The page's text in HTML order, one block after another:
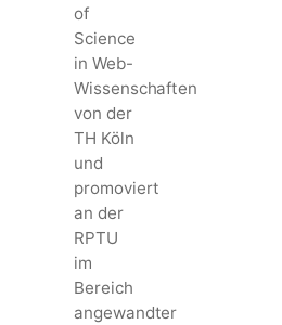
of
Science
in Web-
Wissenschaften
von der
TH Köln
und
promoviert
an der
RPTU
im
Bereich
angewandter